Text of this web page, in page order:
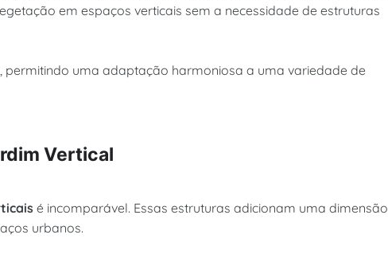
em espaços verticais sem a necessidade de estruturas
permitindo uma adaptação harmoniosa a uma variedade de
Vertical
é incomparável. Essas estruturas adicionam uma dimensão
urbanos.